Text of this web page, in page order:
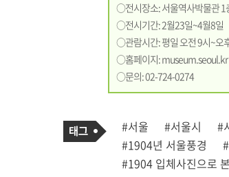
○전시장소: 서울역사박물관 1
○전시기간: 2월23일~4월8일
○관람시간: 평일 오전 9시~오
○홈페이지:museum.seoul.kr
○문의: 02-724-0274
사
관
련
태
그
태
그
#서울 #서울시 #
#1904년 서울풍경
#1904 입체사진으로